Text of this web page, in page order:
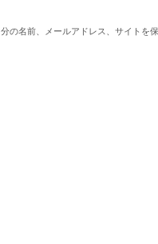
の名前、メールアドレス、サイトを